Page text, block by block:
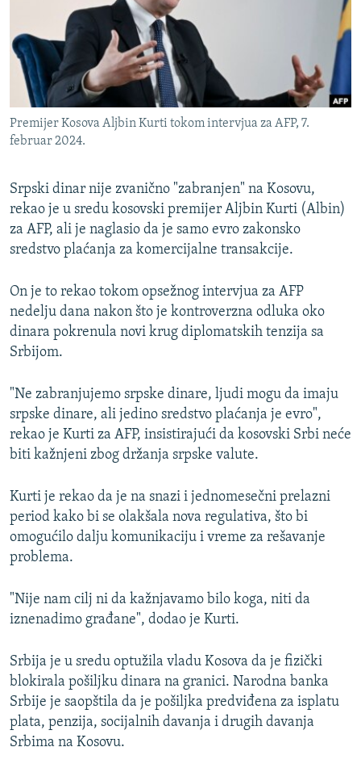
ISPRIČAJ MI
DNEVNO@RSE
SPECIJALI RSE
VIŠE OD NASLOVA
GENOCID U SREBRENICI
TV LIBERTY
POST SCRIPTUM
MOJA EVROPA
SVE KARTE DEJTONA
NASTANAK I RASPAD JUGOSLAVIJE
PRATITE NAS
Sve RFE/RL stranice
Premijer Kosova Aljbin Kurti tokom intervjua za AFP, 7.
februar 2024.
Srpski dinar nije zvanično "zabranjen" na Kosovu,
rekao je u sredu kosovski premijer Aljbin Kurti (Albin)
za AFP, ali je naglasio da je samo evro zakonsko
sredstvo plaćanja za komercijalne transakcije.
On je to rekao tokom opsežnog intervjua za AFP
nedelju dana nakon što je kontroverzna odluka oko
dinara pokrenula novi krug diplomatskih tenzija sa
Srbijom.
"Ne zabranjujemo srpske dinare, ljudi mogu da imaju
srpske dinare, ali jedino sredstvo plaćanja je evro",
rekao je Kurti za AFP, insistirajući da kosovski Srbi neće
biti kažnjeni zbog držanja srpske valute.
Kurti je rekao da je na snazi i jednomesečni prelazni
period kako bi se olakšala nova regulativa, što bi
omogućilo dalju komunikaciju i vreme za rešavanje
problema.
"Nije nam cilj ni da kažnjavamo bilo koga, niti da
iznenadimo građane", dodao je Kurti.
Srbija je u sredu optužila vladu Kosova da je fizički
blokirala pošiljku dinara na granici. Narodna banka
Srbije je saopštila da je pošiljka predviđena za isplatu
plata, penzija, socijalnih davanja i drugih davanja
Srbima na Kosovu.